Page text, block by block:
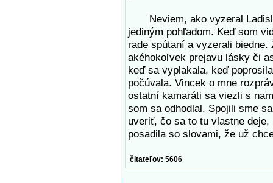
Neviem, ako vyzeral
jediným pohľadom. Keď som
rade spútaní a vyzerali
akéhokoľvek prejavu lásky či
keď sa vyplakala, keď
počúvala. Vincek o mne
ostatní kamaráti sa viezli s
som sa odhodlal. Spojili sme
uveriť, čo sa to tu vlastne
posadila so slovami, že už
čitateľov: 5606